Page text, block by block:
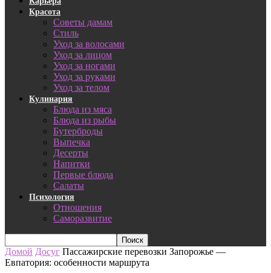
Красота
Советы дамам
Стиль
Уход за волосами
Уход за лицом
Уход за ногами
Уход за руками
Уход за телом
Кулинария
Блюда из мяса
Блюда из рыбы
Бутерброды
Выпечка
Десерты
Напитки
Первые блюда
Салаты
Психология
Отношения
Саморазвитие
Домой Досуг Пассажирские перевозки Запорожье —
Евпатория: особенности маршрута